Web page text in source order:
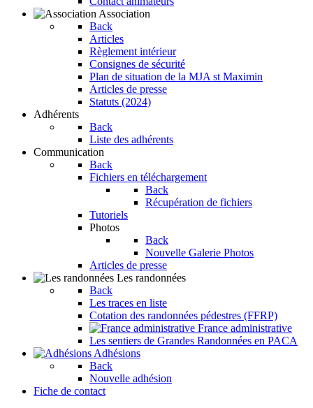
Association
Back
Articles
Règlement intérieur
Consignes de sécurité
Plan de situation de la MJA st Maximin
Articles de presse
Statuts (2024)
Adhérents
Back
Liste des adhérents
Communication
Back
Fichiers en téléchargement
Back
Récupération de fichiers
Tutoriels
Photos
Back
Nouvelle Galerie Photos
Articles de presse
Les randonnées
Back
Les traces en liste
Cotation des randonnées pédestres (FFRP)
France administrative
Les sentiers de Grandes Randonnées en PACA
Adhésions
Back
Nouvelle adhésion
Fiche de contact